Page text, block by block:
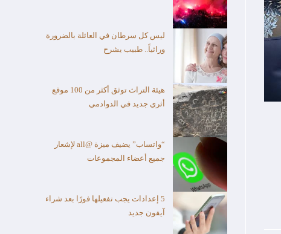
ليس كل سرطان في العائلة بالضرورة
وراثياً.. طبيب يشرح
هيئة التراث توثق أكثر من 100 موقع
أثري جديد في الدوادمي
“واتساب” يضيف ميزة @all لإشعار
جميع أعضاء المجموعات
5 إعدادات يجب تفعيلها فورًا بعد شراء
آيفون جديد